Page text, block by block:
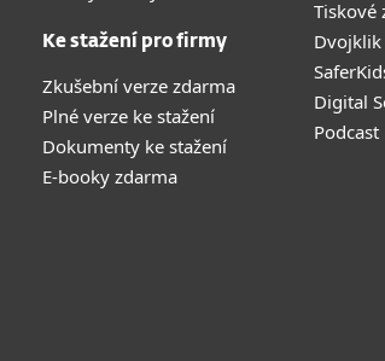
Ke stažení pro firmy
Zkušební verze zdarma
Plné verze ke stažení
Dokumenty ke stažení
E-booky zdarma
Tiskové
Dvojklik
Digital
Podcast